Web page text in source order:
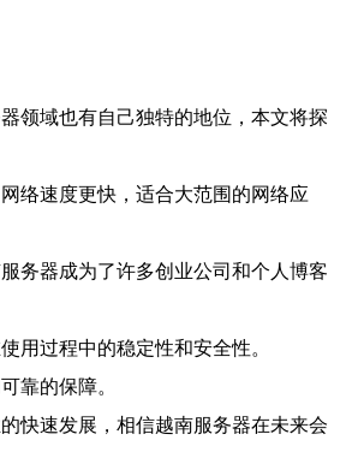
领域也有自己独特的地位，本文将探
络速度更快，适合大范围的网络应
务器成为了许多创业公司和个人博客
用过程中的稳定性和安全性。
靠的保障。
快速发展，相信越南服务器在未来会